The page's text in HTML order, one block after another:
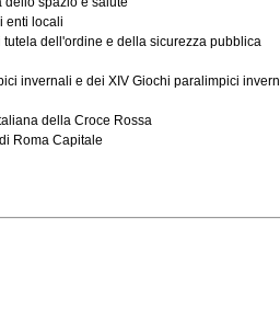
enti locali
dell'ordine e della sicurezza pubblica
invernali e dei XIV Giochi paralimpici
della Croce Rossa
Roma Capitale